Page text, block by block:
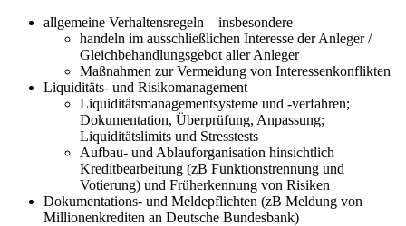
allgemeine Verhaltensregeln – insbesondere
handeln im ausschließlichen Interesse der Anleger /
Gleichbehandlungsgebot aller Anleger
Maßnahmen zur Vermeidung von Interessenkonflikten
Liquiditäts- und Risikomanagement
Liquiditätsmanagementsysteme und -verfahren;
Dokumentation, Überprüfung, Anpassung;
Liquiditätslimits und Stresstests
Aufbau- und Ablauforganisation hinsichtlich
Kreditbearbeitung (zB Funktionstrennung und
Votierung) und Früherkennung von Risiken
Dokumentations- und Meldepflichten (zB Meldung von
Millionenkrediten an Deutsche Bundesbank)